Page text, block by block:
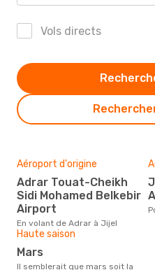
Vols directs
Aéroport d'origine
Adrar Touat-Cheikh
Sidi Mohamed Belkebir
Airport
En volant de Adrar à Jijel
Jijel Ferhat Abbas
Haute saison
mars
Il semblerait que mars soit la